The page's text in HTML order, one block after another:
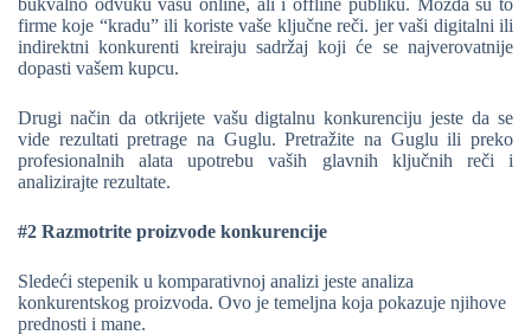
firme koje “kradu” ili koriste vaše ključne reči. jer vaši digitalni ili
indirektni konkurenti kreiraju sadržaj koji će se najverovatnije
dopasti vašem kupcu.
Drugi način da otkrijete vašu digtalnu konkurenciju jeste da se
vide rezultati pretrage na Guglu. Pretražite na Guglu ili preko
profesionalnih alata upotrebu vaših glavnih ključnih reči i
analizirajte rezultate.
#2 Razmotrite proizvode konkurencije
Sledeći stepenik u komparativnoj analizi jeste analiza
konkurentskog proizvoda. Ovo je temeljna koja pokazuje njihove
prednosti i mane.